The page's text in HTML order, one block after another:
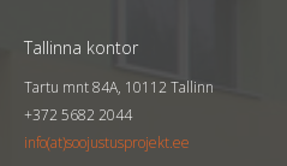
Tallinna kontor
Tartu mnt 84A, 10112 Tallinn
+372 5682 2044
info(at)soojustusprojekt.ee